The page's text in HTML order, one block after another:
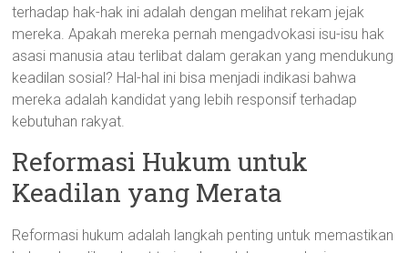
terhadap hak-hak ini adalah dengan melihat rekam jejak
mereka. Apakah mereka pernah mengadvokasi isu-isu hak
asasi manusia atau terlibat dalam gerakan yang mendukung
keadilan sosial? Hal-hal ini bisa menjadi indikasi bahwa
mereka adalah kandidat yang lebih responsif terhadap
kebutuhan rakyat.
Reformasi Hukum untuk
Keadilan yang Merata
Reformasi hukum adalah langkah penting untuk memastikan